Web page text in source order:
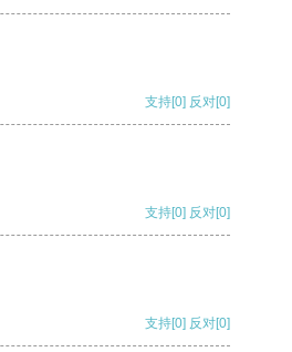
支持[0] 反对[0]
支持[0] 反对[0]
支持[0] 反对[0]